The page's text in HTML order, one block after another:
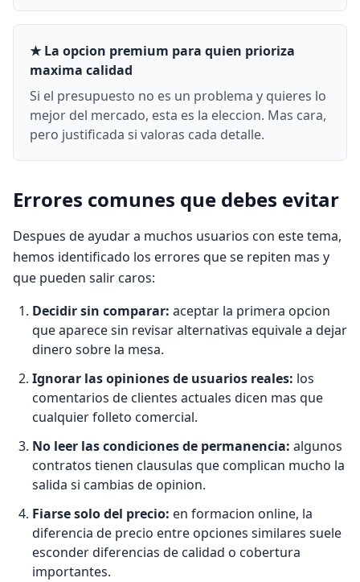
★ La opcion premium para quien prioriza
maxima calidad
Si el presupuesto no es un problema y quieres lo
mejor del mercado, esta es la eleccion. Mas cara,
pero justificada si valoras cada detalle.
Errores comunes que debes evitar
Despues de ayudar a muchos usuarios con este tema,
hemos identificado los errores que se repiten mas y
que pueden salir caros:
Decidir sin comparar: aceptar la primera opcion
que aparece sin revisar alternativas equivale a dejar
dinero sobre la mesa.
Ignorar las opiniones de usuarios reales: los
comentarios de clientes actuales dicen mas que
cualquier folleto comercial.
No leer las condiciones de permanencia: algunos
contratos tienen clausulas que complican mucho la
salida si cambias de opinion.
Fiarse solo del precio: en formacion online, la
diferencia de precio entre opciones similares suele
esconder diferencias de calidad o cobertura
importantes.